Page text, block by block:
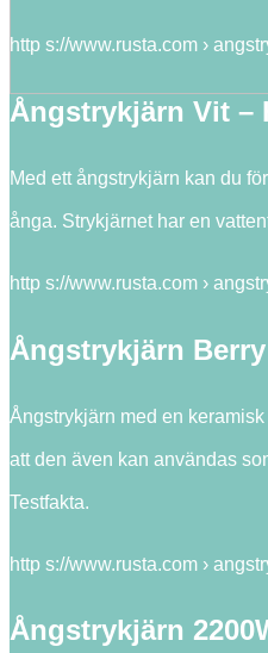
http s://www.rusta.com ›
Ångstrykjärn Vit –
Med ett ångstrykjärn kan du
ånga. Strykjärnet har en
http s://www.rusta.com ›
Ångstrykjärn
Ångstrykjärn med en
att den även kan användas
Testfakta.
http s://www.rusta.com ›
Ångstrykjärn